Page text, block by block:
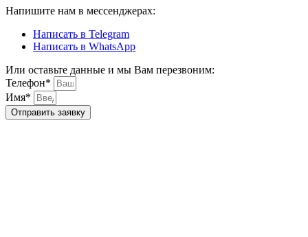
Напишите нам в мессенджерах:
Написать в Telegram
Написать в WhatsApp
Или оставьте данные и мы Вам перезвоним:
Телефон*
Имя*
Отправить заявку